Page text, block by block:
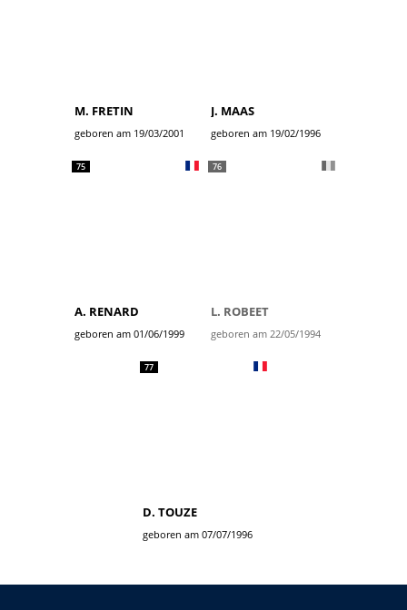
M. FRETIN
geboren am 19/03/2001
J. MAAS
geboren am 19/02/1996
75
A. RENARD
geboren am 01/06/1999
76
L. ROBEET
geboren am 22/05/1994
77
D. TOUZE
geboren am 07/07/1996